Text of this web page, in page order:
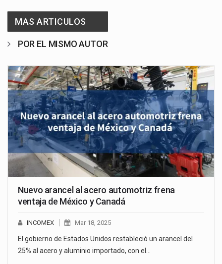
MAS ARTICULOS
POR EL MISMO AUTOR
Nuevo arancel al acero automotriz frena
ventaja de México y Canadá
INCOMEX Mar 18, 2025
El gobierno de Estados Unidos restableció un arancel del
25% al acero y aluminio importado, con el…